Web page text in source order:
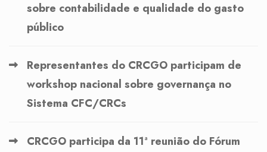
sobre contabilidade e qualidade do gasto
público
Representantes do CRCGO participam de
workshop nacional sobre governança no
Sistema CFC/CRCs
CRCGO participa da 11ª reunião do Fórum